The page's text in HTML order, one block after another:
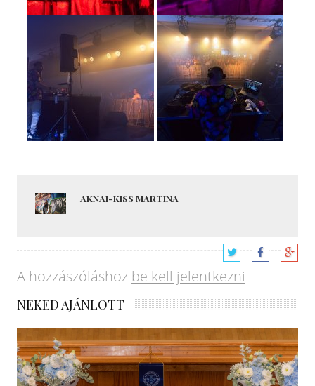
AKNAI-KISS MARTINA
A hozzászóláshoz be kell jelentkezni
NEKED AJÁNLOTT